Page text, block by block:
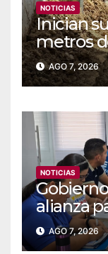
NOTICIAS
Inician
metros
servidas
AGO 7, 2026
NOTICIAS
alianza
AGO 7, 2026